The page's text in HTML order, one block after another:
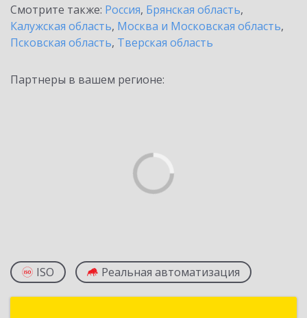
Смотрите также: Россия, Брянская область,
Калужская область, Москва и Московская область,
Псковская область, Тверская область
Партнеры в вашем регионе:
ISO Реальная автоматизация